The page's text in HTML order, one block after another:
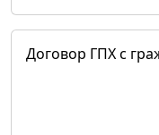
Договор ГПХ с